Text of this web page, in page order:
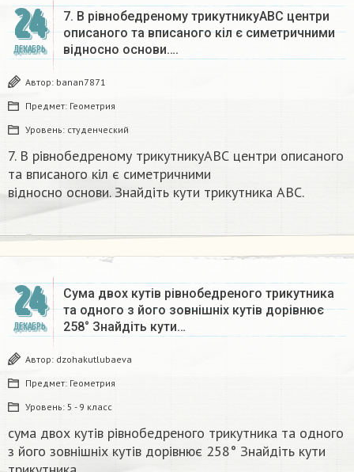
24
ДЕКАБРЬ
7. В рівнобедреному трикутникуАВС центри
описаного та вписаного кіл є симетричними
відносно основи….
Автор: banan7871
Предмет: Геометрия
Уровень: студенческий
7. В рівнобедреному трикутникуАВС центри описаного
та вписаного кіл є симетричними
відносно основи. Знайдіть кути трикутника ABC.​
24
ДЕКАБРЬ
Сума двох кутів рівнобедреного трикутника
та одного з його зовнішніх кутів дорівнює
258° Знайдіть кути…
Автор: dzohakutlubaeva
Предмет: Геометрия
Уровень: 5 - 9 класс
сума двох кутів рівнобедреного трикутника та одного
з його зовнішніх кутів дорівнює 258° Знайдіть кути